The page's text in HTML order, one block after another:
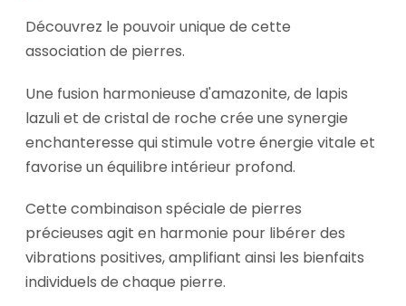
Découvrez le pouvoir unique de cette
association de pierres.
Une fusion harmonieuse d'amazonite, de lapis
lazuli et de cristal de roche crée une synergie
enchanteresse qui stimule votre énergie vitale et
favorise un équilibre intérieur profond.
Cette combinaison spéciale de pierres
précieuses agit en harmonie pour libérer des
vibrations positives, amplifiant ainsi les bienfaits
individuels de chaque pierre.